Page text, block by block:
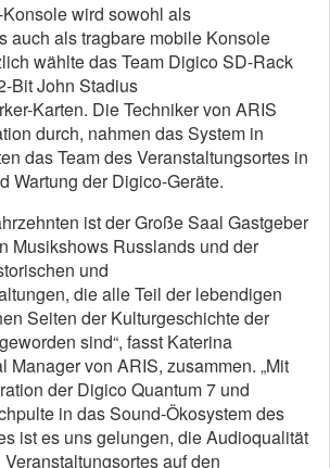
wird sowohl als
auch als tragbare mobile Konsole
wählte das Team Digico SD-Rack
Bit John Stadius
Karten. Die Techniker von ARIS
durch, nahmen das System in
das Team des Veranstaltungsortes in
Wartung der Digico-Geräte.
ist der Große Saal Gastgeber
Musikshows Russlands und der
und
die alle Teil der lebendigen
Seiten der Kulturgeschichte der
sind“, fasst Katerina
Manager von ARIS, zusammen. „Mit
der Digico Quantum 7 und
in das Sound-Ökosystem des
ist es uns gelungen, die Audioqualität
auf den